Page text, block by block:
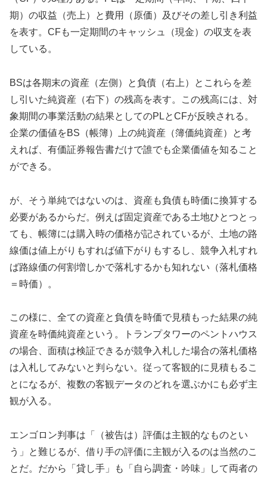
期）の収益（売上）と費用（原価）及びその差し引き利益
を表す。CFも一定期間のキャッシュ（現金）の収支を表
している。
BSは各期末の資産（左側）と負債（右上）とこれらを差
し引いた純資産（右下）の残高を表す。この残高には、対
象期間の事業活動の結果としてのPLとCFが反映される。
企業の価値をBS（帳簿）上の純資産（簿価純資産）と考
えれば、有価証券報告書だけで誰でも企業価値を知ること
ができる。
が、そう単純ではないのは、資産も負債も時価に換算する
必要があるからだ。例えば固定資産である土地ひとつとっ
ても、帳簿には購入時の価格が記されているが、土地の路
線価は値上がりもすれば値下がりもするし、競争入札すれ
ば路線価の何割増しかで落札するかも知れない（落札価格
＝時価）。
この様に、全ての資産と負債を時価で見積もった結果の純
資産を時価純資産という。トランプタワーのペントハウス
の場合、面積は検証できるが競争入札した場合の落札価格
は入札してみないと判らない。従って客観的に見積もるこ
とになるが、複数の客観データのどれを選ぶかにも必ず主
観が入る。
エンゴロン判事は「（被告は）評価は主観的なものとい
う」と難じるが、借り手の評価に主観が入るのは当然のこ
とだ。だから「貸し手」も「自ら調査・吟味」して両者の